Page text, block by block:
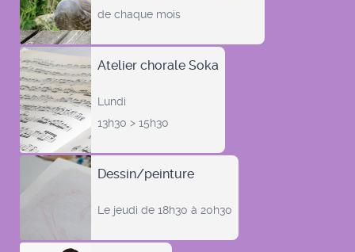
de chaque mois
Atelier chorale Soka
Lundi
13h30 > 15h30
Dessin/peinture
Le jeudi de 18h30 à 20h30